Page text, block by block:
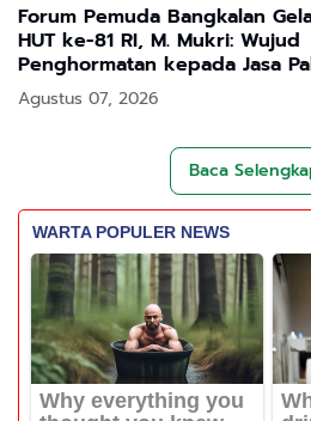
Forum Pemuda Bangkalan
HUT ke-81 RI, M. Mukri: Wujud
Penghormatan kepada Jasa
Agustus 07, 2026
Baca